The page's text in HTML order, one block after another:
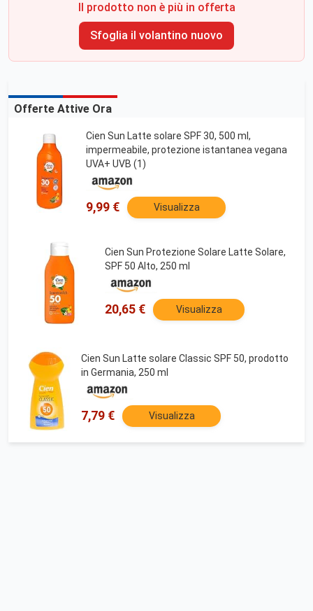
Il prodotto non è più in offerta
Sfoglia il volantino nuovo
Offerte Attive Ora
Cien Sun Latte solare SPF 30, 500 ml,
impermeabile, protezione istantanea vegana
UVA+ UVB (1)
9,99 € Visualizza
Cien Sun Protezione Solare Latte Solare,
SPF 50 Alto, 250 ml
20,65 € Visualizza
Cien Sun Latte solare Classic SPF 50, prodotto
in Germania, 250 ml
7,79 € Visualizza